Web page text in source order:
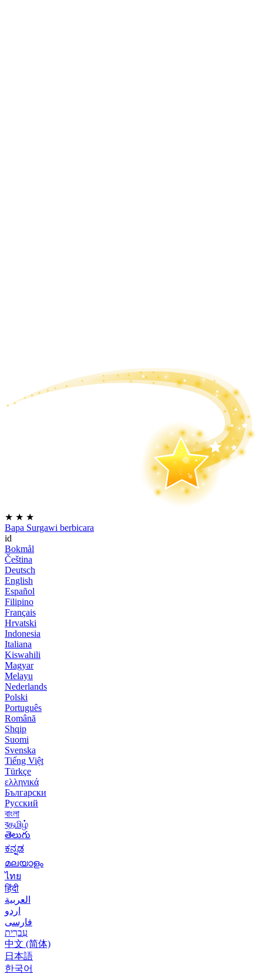
★ ★ ★
Bapa Surgawi berbicara
id
Bokmål
Čeština
Deutsch
English
Español
Filipino
Français
Hrvatski
Indonesia
Italiana
Kiswahili
Magyar
Melayu
Nederlands
Polski
Português
Română
Shqip
Suomi
Svenska
Tiếng Việt
Türkçe
ελληνικά
Български
Русский
বাংলা
বதமிழ்
తెలుగు
ಕನ್ನಡ
മലയാളം
ไทย
हिंदी
العربية
اردو
فارسی
עִברִית
中文 (简体)
日本語
한국어